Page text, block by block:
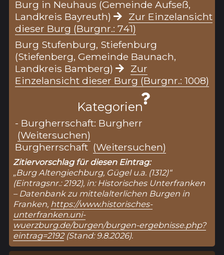
Burg in Neuhaus (Gemeinde Aufseß,
Landkreis Bayreuth)
Zur Einzelansicht
dieser Burg (Burgnr.: 741)
Burg Stufenburg, Stiefenburg
(Stiefenberg, Gemeinde Baunach,
Landkreis Bamberg)
Zur
Einzelansicht dieser Burg (Burgnr.: 1008)
Kategorien
- Burgherrschaft: Burgherr
(Weitersuchen)
Burgherrschaft (Weitersuchen)
Zitiervorschlag für diesen Eintrag:
„Burg Altengiechburg, Gügel u.a. (1312)“
(Eintragsnr.: 2192), in: Historisches Unterfranken
– Datenbank zu mittelalterlichen Burgen in
Franken, https://www.historisches-
unterfranken.uni-
wuerzburg.de/burgen/burgen-ergebnisse.php?
eintrag=2192(Stand: 9.8.2026).